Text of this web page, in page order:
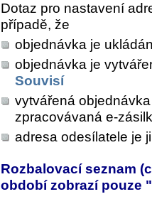
Dotaz pro nastavení
případě, že
objednávka je
objednávka je
Souvisí
vytvářená
zpracovávaná e-
adresa odesílatele je
Rozbalovací seznam
období zobrazí pouze